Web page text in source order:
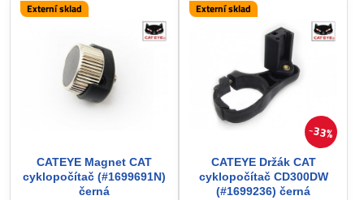
Externí sklad
CATEYE Magnet CAT
cyklopočítač (#1699691N)
černá
33%
Externí sklad
CATEYE Držák CAT
cyklopočítač CD300DW
(#1699236) černá